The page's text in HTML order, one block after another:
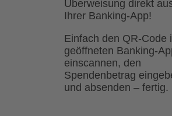
Überweisung direkt
Ihrer Banking-App!
Einfach den QR-Code
geöffneten Banking-
einscannen, den
Spendenbetrag
und absenden – fertig.